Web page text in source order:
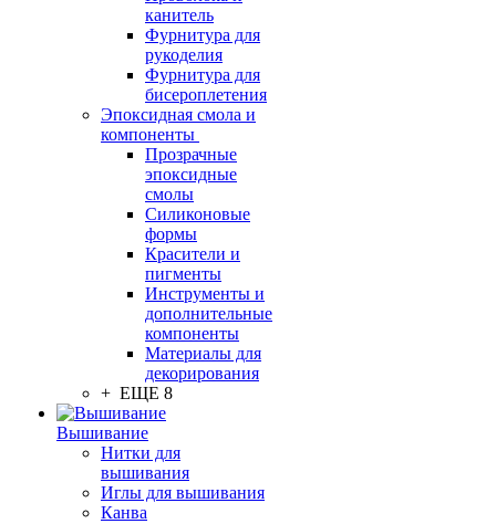
канитель
Фурнитура для
рукоделия
Фурнитура для
бисероплетения
Эпоксидная смола и
компоненты
Прозрачные
эпоксидные
смолы
Силиконовые
формы
Красители и
пигменты
Инструменты и
дополнительные
компоненты
Материалы для
декорирования
+ ЕЩЕ 8
Вышивание
Нитки для
вышивания
Иглы для вышивания
Канва